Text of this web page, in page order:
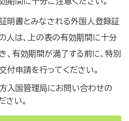
明書とみなされる外国人登録証
人は、上の表の有効期間に十分
、有効期間が満了する前に、特別
付申請を行ってください。
入国管理局にお問い合わせの
さい。